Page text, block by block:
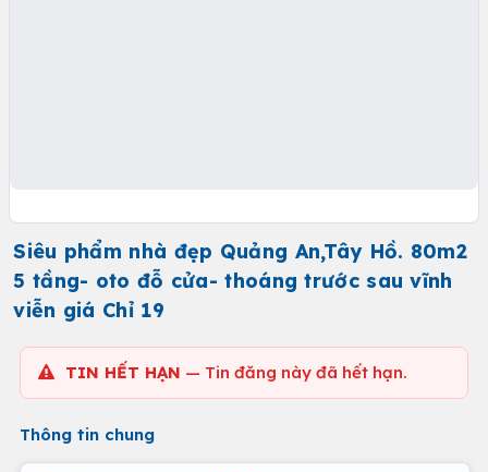
Siêu phẩm nhà đẹp Quảng An,Tây Hồ. 80m2
5 tầng- oto đỗ cửa- thoáng trước sau vĩnh
viễn giá Chỉ 19
TIN HẾT HẠN — Tin đăng này đã hết hạn.
Thông tin chung